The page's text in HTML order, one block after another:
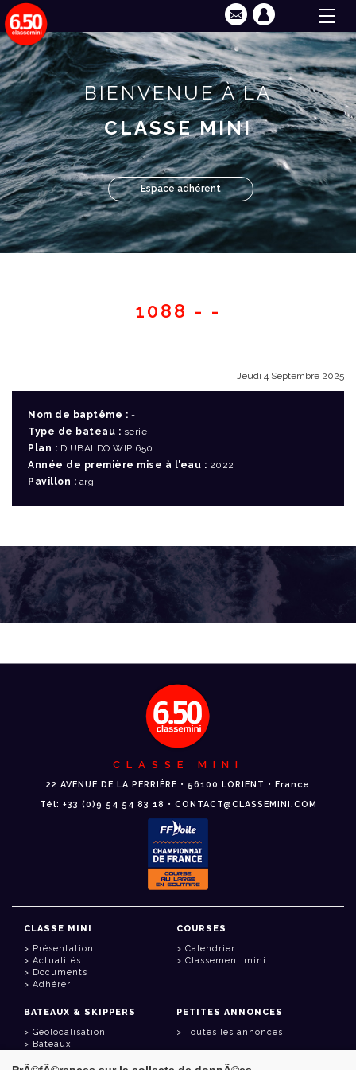
BIENVENUE À LA
CLASSE MINI
Espace adhérent
1088 - -
Jeudi 4 Septembre 2025
Nom de baptême : -
Type de bateau : serie
Plan : D'UBALDO WIP 650
Année de première mise à l'eau : 2022
Pavillon : arg
CLASSE MINI
22 AVENUE DE LA PERRIÈRE • 56100 LORIENT • France
Tél: +33 (0)9 54 54 83 18 • CONTACT@CLASSEMINI.COM
CLASSE MINI
Présentation
Actualités
Documents
Adhérer
COURSES
Calendrier
Classement mini
BATEAUX & SKIPPERS
Géolocalisation
Bateaux
PETITES ANNONCES
Toutes les annonces